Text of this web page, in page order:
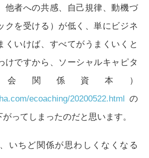
他者への共感、自己規律、動機づ
クを受ける）が低く、単にビジネ
くいけば、すべてがうまくいくと
けですから、ソーシャルキャピタ
関係資本）
ecoaching/20200522.html の
ってしまったのだと思います。
いちど関係が思わしくなくなる